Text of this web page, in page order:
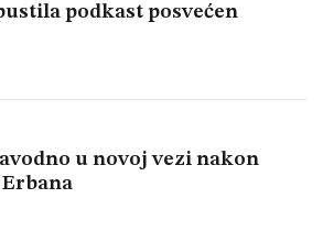
podkast posvećen
u novoj vezi nakon